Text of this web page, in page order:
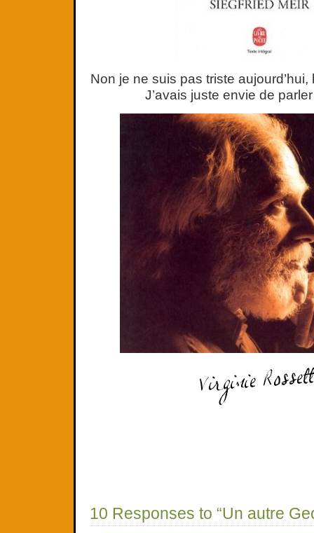
Non je ne suis pas triste
J’avais juste envie de
10 Responses to “Un autre